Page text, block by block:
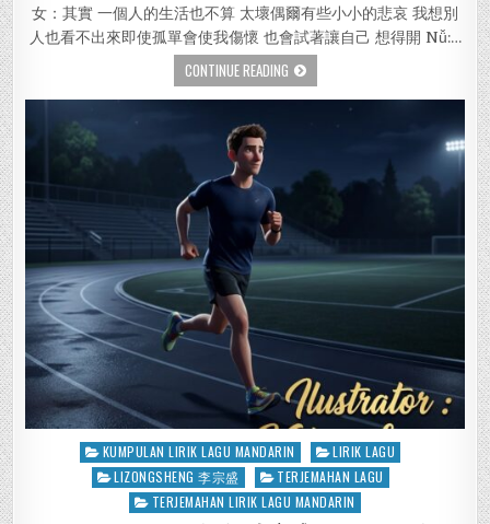
女：其實 一個人的生活也不算 太壞偶爾有些小小的悲哀 我想別
人也看不出來即使孤單會使我傷懷 也會試著讓自己 想得開 Nǚ:…
CONTINUE READING
Posted
KUMPULAN LIRIK LAGU MANDARIN
LIRIK LAGU
LIZONGSHENG 李宗盛
TERJEMAHAN LAGU
TERJEMAHAN LIRIK LAGU MANDARIN